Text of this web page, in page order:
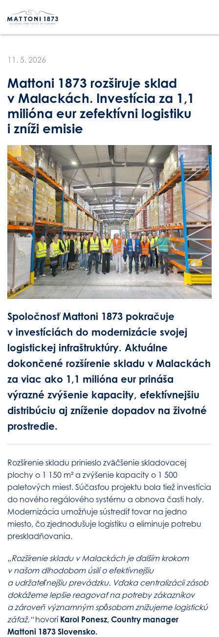
11. 5. 2026
Mattoni 1873 rozširuje sklad
v Malackách. Investícia za 1,1
milióna eur zefektívni logistiku
i zníži emisie
Spoločnosť Mattoni 1873 pokračuje
v investíciách do modernizácie svojej
logistickej infraštruktúry. Aktuálne
dokončené rozšírenie skladu v Malackách
za viac ako 1,1 milióna eur prináša
výrazné zvýšenie kapacity, efektívnejšiu
distribúciu aj zníženie dopadov na životné
prostredie.
Rozšírenie skladu prinieslo zväčšenie skladovacej
plochy o 1 150 m² a zvýšenie kapacity o 1 500
paletových miest. Súčasťou projektu bola tiež investícia
do nového regálového systému a obnova časti haly.
Modernizácia umožňuje sústrediť tovar na jedno
miesto, čo zjednodušuje logistiku a eliminuje potrebu
preskladňovania.
„Rozšírenie skladu v Malackách je ďalším krokom
v našom dlhodobom úsilí o efektívnejšiu
a udržateľnejšiu prevádzku. Vďaka centralizácii zásob
dokážeme lepšie reagovať na potreby zákazníkov
a zároveň významným spôsobom znižujeme logistickú
záťaž,“ hovoríKarol Ponesz, Country manager
Mattoni 1873 Slovensko.